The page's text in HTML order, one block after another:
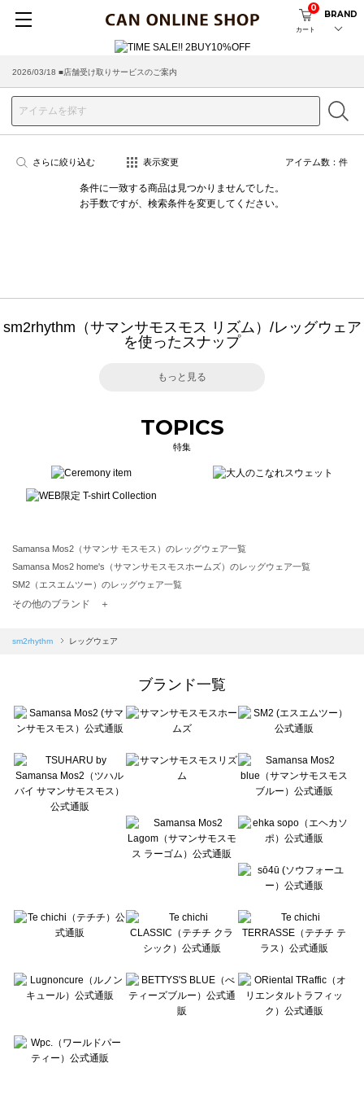
カート
0
BRAND
2026/03/18 ■店舗受け取りサービスのご案内
さらに絞り込む 表示変更 アイテム数： 件
条件に一致する商品は見つかりませんでした。
お手数ですが、検索条件を変更してください。
sm2rhythm（サマンサモスモス リズム）/レッグウェア
を使ったスナップ
もっと見る
TOPICS
特集
Samansa Mos2（サマンサ モスモス）のレッグウェア一覧
Samansa Mos2 home's（サマンサモスモスホームズ）のレッグウェア一覧
SM2（エスエムツー）のレッグウェア一覧
TSUHARU by Samansa Mos2（ツハルバイサマンサモスモス）のレッグウェア一覧
Samansa Mos2 blue（サマンサモスモス ブルー）のレッグウェア一覧
sō4ū（ソウフォーユー）のレッグウェア一覧
Te chichi（テチチ）のレッグウェア一覧
Te chichi CLASSIC（テチチ クラシック）のレッグウェア一覧
Lugnoncure（ルノンキュール）のレッグウェア一覧
BETTY'S BLUE（べティーズブルー）のレッグウェア一覧
Wpc.（ワールドパーティー）のレッグウェア一覧
その他のブランド ＋
sm2rhythm レッグウェア
ブランド一覧